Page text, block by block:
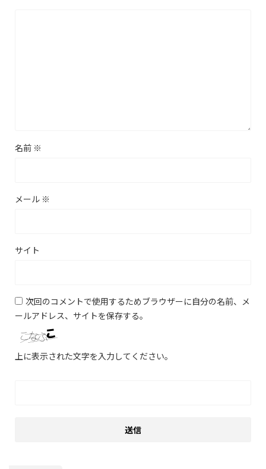
名前 ※
メール ※
サイト
次回のコメントで使用するためブラウザーに自分の名前、メ
ールアドレス、サイトを保存する。
上に表示された文字を入力してください。